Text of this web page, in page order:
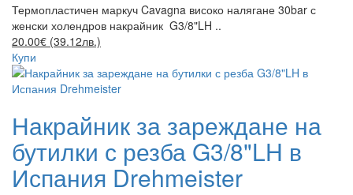
Термопластичен маркуч Cavagna високо налягане 30bar с
женски холендров накрайник G3/8"LH ..
20.00€ (39.12лв.)
Купи
Накрайник за зареждане на
бутилки с резба G3/8"LH в
Испания Drehmeister